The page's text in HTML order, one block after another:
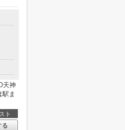
天神
ま
ト
る